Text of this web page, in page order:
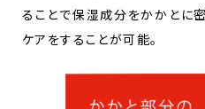
ることで保湿成分をかかとに
ケアをすることが可能。​​